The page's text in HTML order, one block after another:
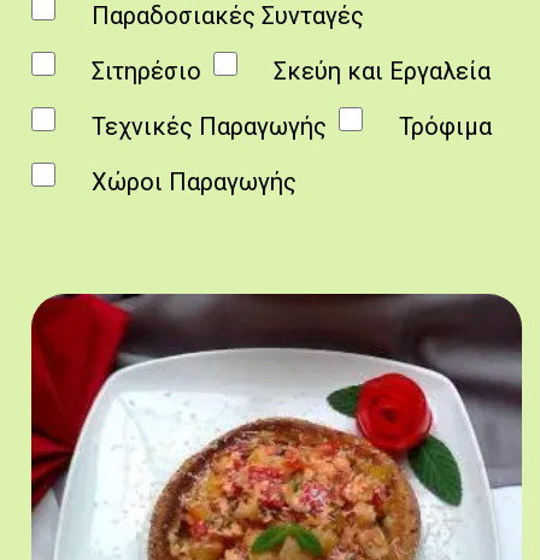
Παραδοσιακές Συνταγές
Σιτηρέσιο
Σκεύη και Εργαλεία
Τεχνικές Παραγωγής
Τρόφιμα
Χώροι Παραγωγής